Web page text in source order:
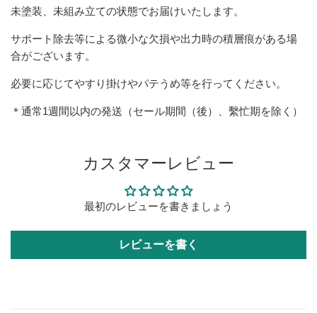
未塗装、未組み立ての状態でお届けいたします。
サポート除去等による微小な欠損や出力時の積層痕がある場
合がございます。
必要に応じてやすり掛けやパテうめ等を行ってください。
＊通常1週間以内の発送（セール期間（後）、繫忙期を除く）
カスタマーレビュー
最初のレビューを書きましょう
レビューを書く